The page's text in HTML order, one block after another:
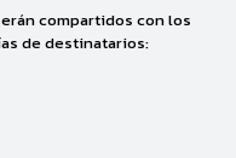
compartidos con los
de destinatarios: